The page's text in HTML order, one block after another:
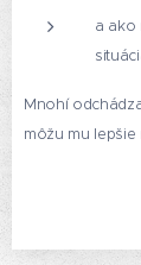
a ako
Mnohí
môžu mu lepšie